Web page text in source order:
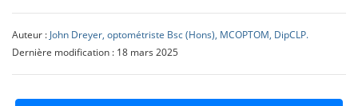
Auteur : John Dreyer, optométriste Bsc (Hons), MCOPTOM, DipCLP.
Dernière modification : 18 mars 2025